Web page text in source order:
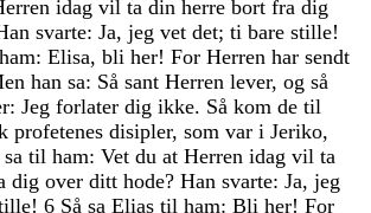
idag vil ta din herre bort fra dig
svarte: Ja, jeg vet det; ti bare stille!
ham: Elisa, bli her! For Herren har sendt
han sa: Så sant Herren lever, og så
: Jeg forlater dig ikke. Så kom de til
profetenes disipler, som var i Jeriko,
sa til ham: Vet du at Herren idag vil ta
dig over ditt hode? Han svarte: Ja, jeg
! 6 Så sa Elias til ham: Bli her! For